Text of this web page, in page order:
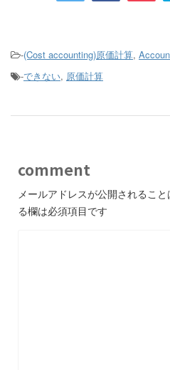
-(Cost accounting)原価計算,
-できない, 原価計算
comment
メールアドレスが公開されること
る欄は必須項目です